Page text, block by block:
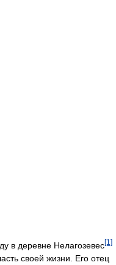
в деревне Нелагозевес[1]
своей жизни. Его отец